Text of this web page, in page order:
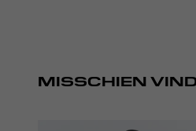
MISSCHIEN